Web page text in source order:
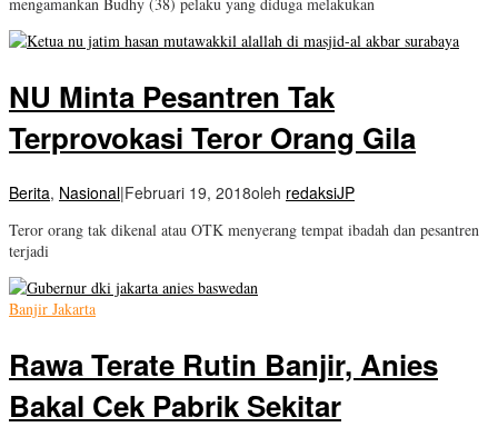
NU Minta Pesantren Tak
Terprovokasi Teror Orang Gila
Berita, Nasional|Februari 19, 2018oleh redaksiJP
Teror orang tak dikenal atau OTK menyerang tempat ibadah dan pesantren
terjadi
Banjir Jakarta
Rawa Terate Rutin Banjir, Anies
Bakal Cek Pabrik Sekitar